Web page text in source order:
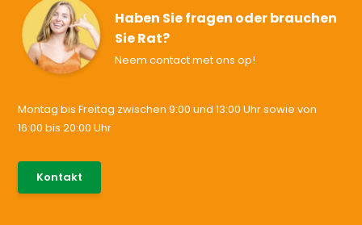
Haben Sie fragen oder brauchen
Sie Rat?
Neem contact met ons op!
Montag bis Freitag zwischen 9:00 und 13:00 Uhr sowie von
16:00 bis 20:00 Uhr
Kontakt